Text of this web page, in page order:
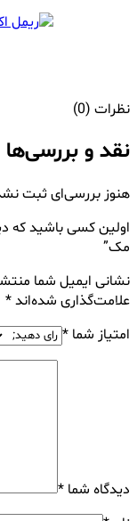
نظرات (0)
نقد و بررسی‌ها
هنوز بررسی‌ای ثبت
اولین کسی باشید که
مک”
نشانی ایمیل شما
علامت‌گذاری شده‌اند*
امتیاز شما *
دیدگاه شما *